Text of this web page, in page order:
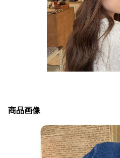
商品画像